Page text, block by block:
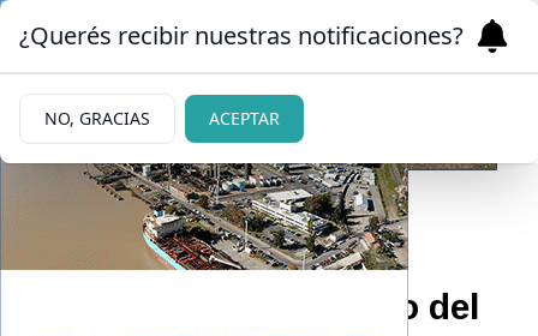
Detuvieron en Santiago del
¿Querés recibir nuestras notificaciones?
NO, GRACIAS ACEPTAR